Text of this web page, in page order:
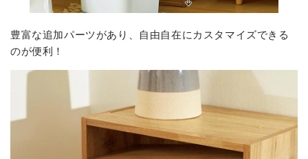
豊富な追加パーツがあり、 自由自在にカスタマイズできる
のが便利！